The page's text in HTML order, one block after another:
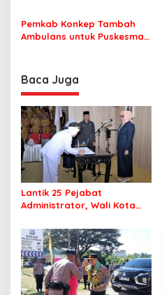
Berintegritas dan
Profesional Layani
Masyarakat
Pemkab Konkep Tambah
Ambulans untuk Puskesmas
Baca Juga
Lantik 25 Pejabat
Administrator, Wali Kota
Berintegritas dan
Profesional Layani
Masyarakat